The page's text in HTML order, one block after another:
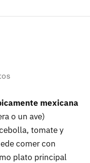
mexicana
o un ave)
tomate y
comer con
plato principal